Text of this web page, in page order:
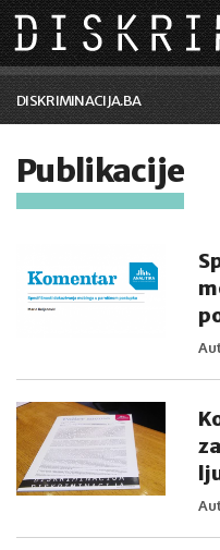
Skip to main content
DISKRIMINACIJA.BA
Vijesti i događaji
Kolumne
Saradnja sa medijima
Pretraga
Publikacije